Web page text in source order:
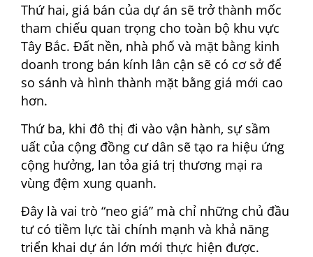
Thứ hai, giá bán của dự án sẽ trở thành mốc
tham chiếu quan trọng cho toàn bộ khu vực
Tây Bắc. Đất nền, nhà phố và mặt bằng kinh
doanh trong bán kính lân cận sẽ có cơ sở để
so sánh và hình thành mặt bằng giá mới cao
hơn.
Thứ ba, khi đô thị đi vào vận hành, sự sầm
uất của cộng đồng cư dân sẽ tạo ra hiệu ứng
cộng hưởng, lan tỏa giá trị thương mại ra
vùng đệm xung quanh.
Đây là vai trò “neo giá” mà chỉ những chủ đầu
tư có tiềm lực tài chính mạnh và khả năng
triển khai dự án lớn mới thực hiện được.